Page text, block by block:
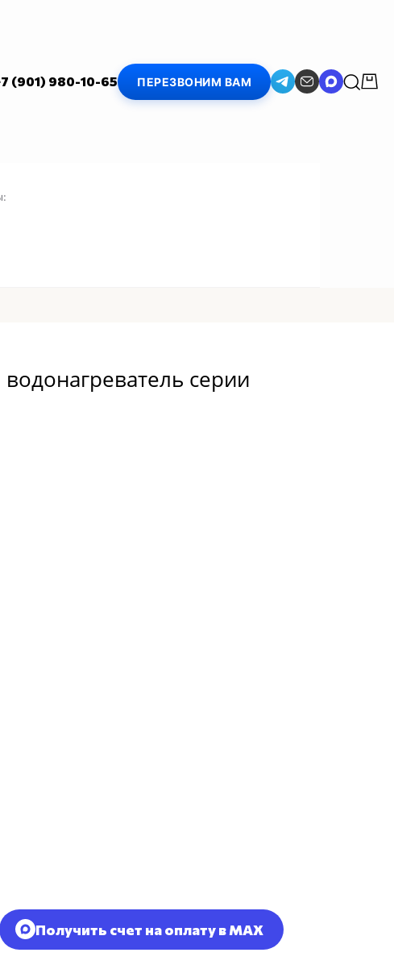
(901) 980-10-65 ПЕРЕЗВОНИМ ВАМ
водонагреватель серии
Получить счет на оплату в MAX